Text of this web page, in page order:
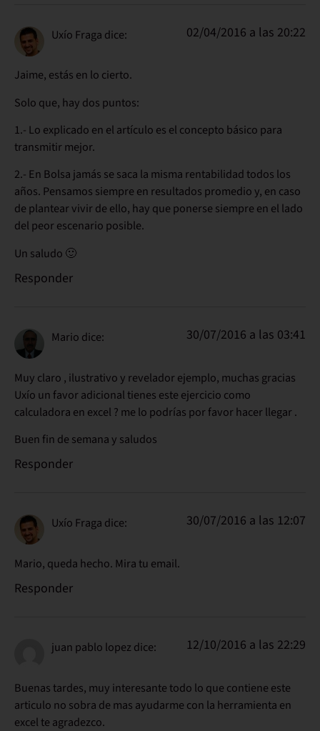
Uxío Fraga dice: 02/04/2016 a las 20:22
Jaime, estás en lo cierto.
Solo que, hay dos puntos:
1.- Lo explicado en el artículo es el concepto básico para
transmitir mejor.
2.- En Bolsa jamás se saca la misma rentabilidad todos los
años. Pensamos siempre en resultados promedio y, en caso
de plantear vivir de ello, hay que ponerse siempre en el lado
del peor escenario posible.
Un saludo 🙂
Responder
Mario dice: 30/07/2016 a las 03:41
Muy claro , ilustrativo y revelador ejemplo, muchas gracias
Uxío un favor adicional tienes este ejercicio como
calculadora en excel ? me lo podrías por favor hacer llegar .
Buen fin de semana y saludos
Responder
Uxío Fraga dice: 30/07/2016 a las 12:07
Mario, queda hecho. Mira tu email.
Responder
juan pablo lopezdice: 12/10/2016 a las 22:29
Buenas tardes, muy interesante todo lo que contiene este
articulo no sobra de mas ayudarme con la herramienta en
excel te agradezco.